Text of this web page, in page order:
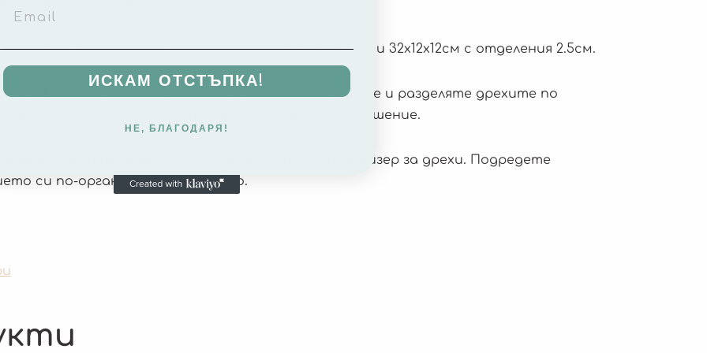
– 32х32х12см, 32х12х12см с отделения 4.5см и 32х12х12см с отделения 2.5см.
рафтовете или гардеробите си, за да подредите и разделяте дрехите по
стил и се хармонизира с всяко интериорно решение.
нужните дрехи бързо и лесно с този органайзер за дрехи. Подредете
си по-организирано и удобно.
ИСКАМ ОТСТЪПКА!
НЕ, БЛАГОДАРЯ!